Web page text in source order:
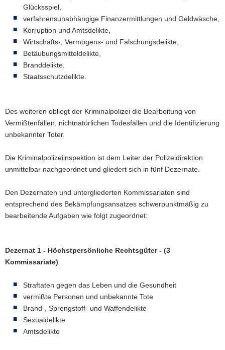
Glücksspiel,
verfahrensunabhängige Finanzermittlungen und Geldwäsche,
Korruption und Amtsdelikte,
Wirtschafts-, Vermögens- und Fälschungsdelikte,
Betäubungsmitteldelikte,
Branddelikte,
Staatsschutzdelikte.
Des weiteren obliegt der Kriminalpolizei die Bearbeitung von
Vermißtenfällen, nichtnatürlichen Todesfällen und die Identifizierung
unbekannter Toter.
Die Kriminalpolizeiinspektion ist dem Leiter der Polizeidirektion
unmittelbar nachgeordnet und gliedert sich in fünf Dezernate.
Den Dezernaten und untergliederten Kommissariaten sind
entsprechend des Bekämpfungsansatzes schwerpunktmäßig zu
bearbeitende Aufgaben wie folgt zugeordnet:
Dezernat 1 - Höchstpersönliche Rechtsgüter - (3
Kommissariate)
Straftaten gegen das Leben und die Gesundheit
vermißte Personen und unbekannte Tote
Brand-, Sprengstoff- und Waffendelikte
Sexualdelikte
Amtsdelikte